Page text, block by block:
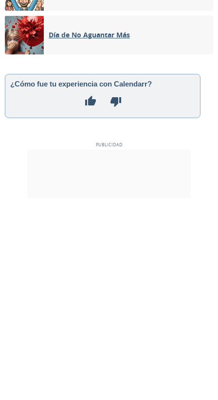
Día de No Aguantar Más
¿Cómo fue tu experiencia con Calendarr?